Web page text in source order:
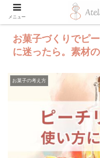
お菓子づくりでピ
に迷ったら。素材
お菓子の考え方
メニュー